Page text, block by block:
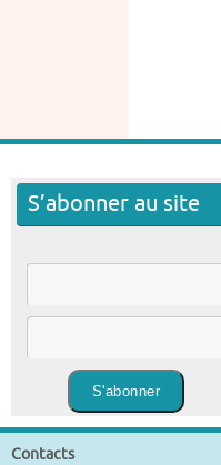
S’abonner au site
Contacts